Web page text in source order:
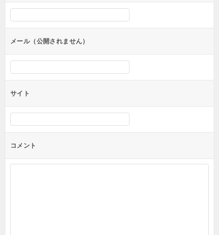
シ
ョ
ンメール（公開されません）
サイト
コメント